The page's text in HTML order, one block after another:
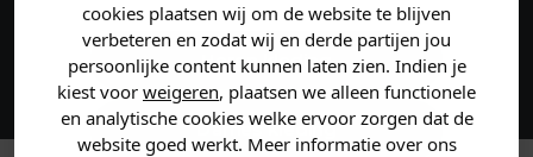
cookies plaatsen wij om de website te blijven
verbeteren en zodat wij en derde partijen jou
persoonlijke content kunnen laten zien. Indien je
kiest voor weigeren, plaatsen we alleen functionele
en analytische cookies welke ervoor zorgen dat de
website goed werkt. Meer informatie over ons
Maak een account aan en ontvang 5%
korting op je eerste bestelling!
Heren kleding
Dames kleding